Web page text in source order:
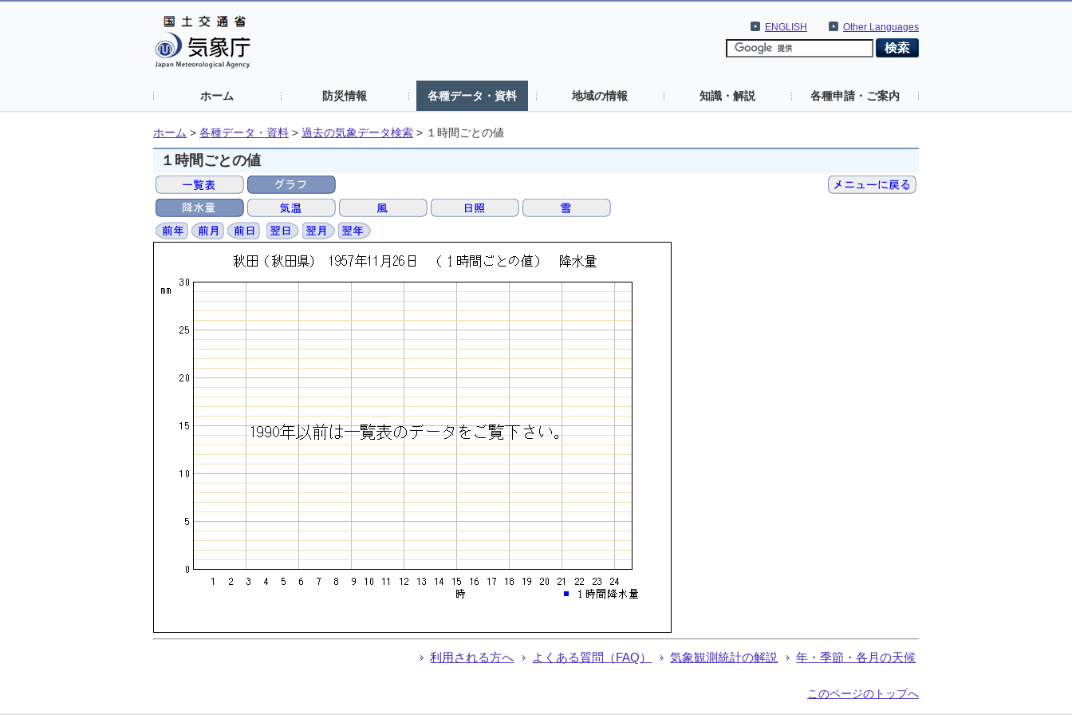
Other Languages
ENGLISH
ホーム 防災情報 各種データ・資料 地域の情報 知識・解説 各種申請・ご案内
ホーム > 各種データ・資料 > 過去の気象データ検索 > １時間ごとの値
１時間ごとの値
利用される方へ よくある質問（FAQ） 気象観測統計の解説 年・季節・各月の天候
このページのトップへ